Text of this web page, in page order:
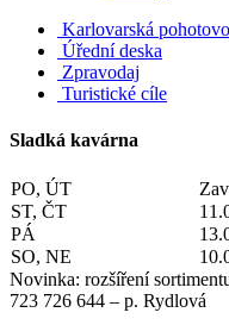
Karlovarská
Úřední deska
Zpravodaj
Turistické cíle
Sladká kavárna
PO, ÚT
ST, ČT
PÁ
SO, NE
Novinka: rozšíření
723 726 644 – p. Rydlová